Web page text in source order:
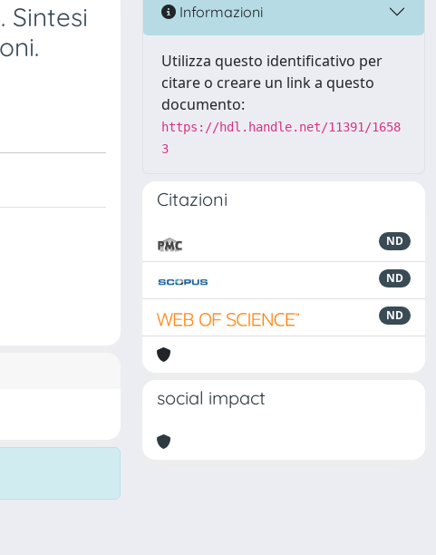
Sintesi
Informazioni
Utilizza questo identificativo per
citare o creare un link a questo
documento:
https://hdl.handle.net/11391/1658
3
Citazioni
ND
ND
ND
social impact